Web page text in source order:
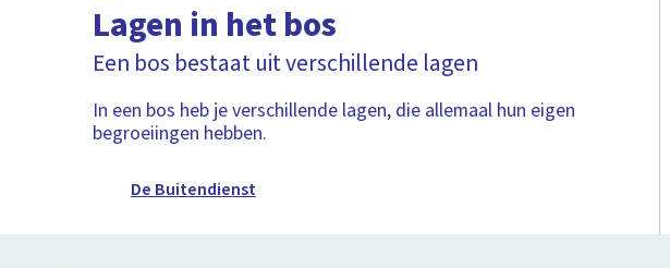
Lagen in het bos
Een bos bestaat uit verschillende lagen
In een bos heb je verschillende lagen, die allemaal hun eigen
begroeiingen hebben.
De Buitendienst